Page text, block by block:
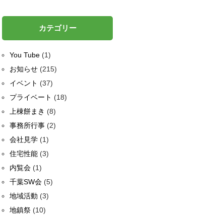
カテゴリー
You Tube (1)
お知らせ (215)
イベント (37)
プライベート (18)
上棟餅まき (8)
事務所行事 (2)
会社見学 (1)
住宅性能 (3)
内覧会 (1)
千葉SW会 (5)
地域活動 (3)
地鎮祭 (10)